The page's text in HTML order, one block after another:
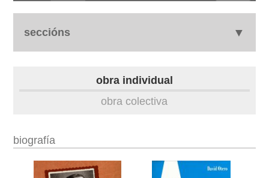
seccións
videoteca
obra individual
obra colectiva
biografía